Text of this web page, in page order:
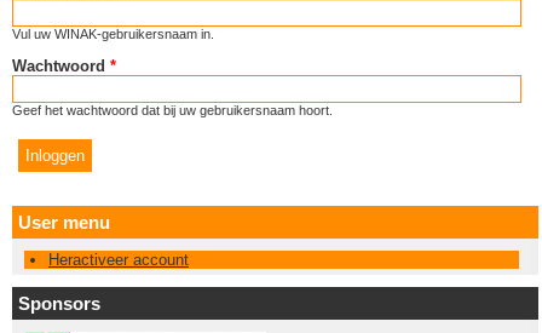
Vul uw WINAK-gebruikersnaam in.
Wachtwoord *
Geef het wachtwoord dat bij uw gebruikersnaam hoort.
User menu
Heractiveer account
Sponsors